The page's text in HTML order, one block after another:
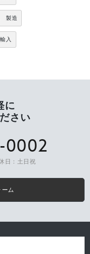
製造
入
に
さい
0002
日：土日祝
ム